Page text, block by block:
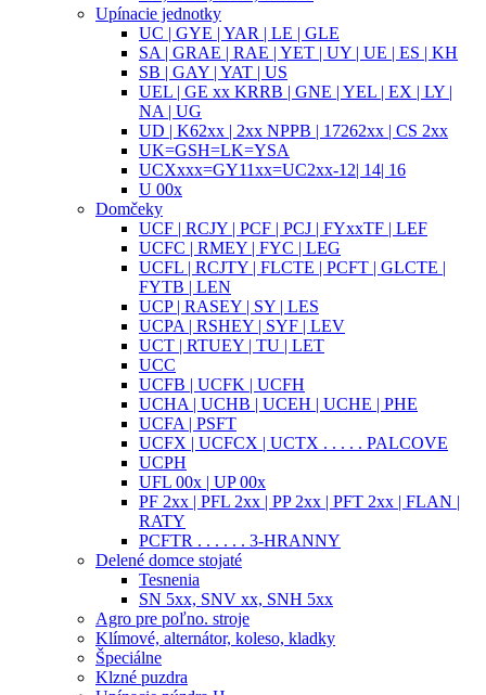
Upínacie jednotky
UC | GYE | YAR | LE | GLE
SA | GRAE | RAE | YET | UY | UE | ES | KH
SB | GAY | YAT | US
UEL | GE xx KRRB | GNE | YEL | EX | LY |
NA | UG
UD | K62xx | 2xx NPPB | 17262xx | CS 2xx
UK=GSH=LK=YSA
UCXxxx=GY11xx=UC2xx-12| 14| 16
U 00x
Domčeky
UCF | RCJY | PCF | PCJ | FYxxTF | LEF
UCFC | RMEY | FYC | LEG
UCFL | RCJTY | FLCTE | PCFT | GLCTE |
FYTB | LEN
UCP | RASEY | SY | LES
UCPA | RSHEY | SYF | LEV
UCT | RTUEY | TU | LET
UCC
UCFB | UCFK | UCFH
UCHA | UCHB | UCEH | UCHE | PHE
UCFA | PSFT
UCFX | UCFCX | UCTX . . . . . PALCOVE
UCPH
UFL 00x | UP 00x
PF 2xx | PFL 2xx | PP 2xx | PFT 2xx | FLAN |
RATY
PCFTR . . . . . . 3-HRANNY
Delené domce stojaté
Tesnenia
SN 5xx, SNV xx, SNH 5xx
Agro pre poľno. stroje
Klímové, alternátor, koleso, kladky
Špeciálne
Klzné puzdra